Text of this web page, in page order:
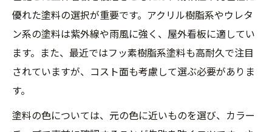
優れた塗料の選択が重要です。アクリル樹脂系やウレタ
ン系の塗料は紫外線や雨風に強く、屋外看板に適してい
ます。また、最近ではフッ素樹脂系塗料も高耐久で注目
されていますが、コスト面も考慮して選ぶ必要がありま
す。
塗料の色については、元の色に近いものを選び、カラー